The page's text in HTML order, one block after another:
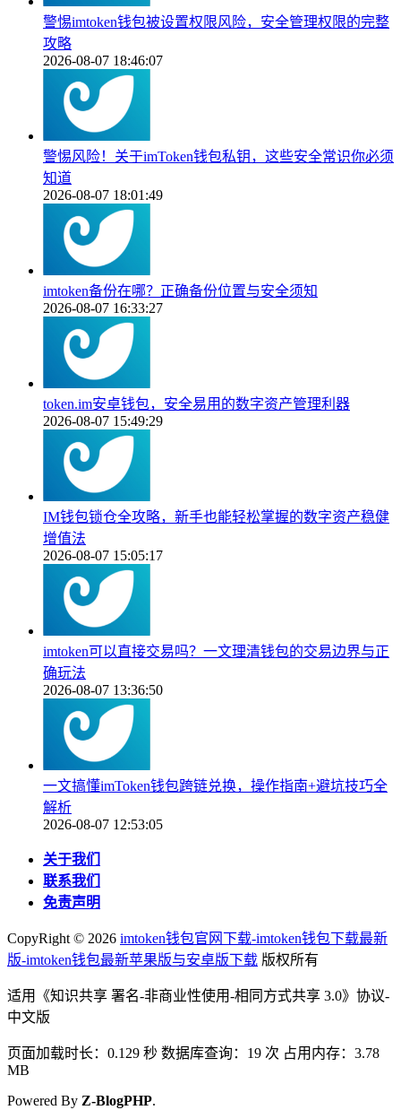
警惕imtoken钱包被设置权限风险，安全管理权限的完整
攻略
2026-08-07 18:46:07
警惕风险！关于imToken钱包私钥，这些安全常识你必须
知道
2026-08-07 18:01:49
imtoken备份在哪？正确备份位置与安全须知
2026-08-07 16:33:27
token.im安卓钱包，安全易用的数字资产管理利器
2026-08-07 15:49:29
IM钱包锁仓全攻略，新手也能轻松掌握的数字资产稳健
增值法
2026-08-07 15:05:17
imtoken可以直接交易吗？一文理清钱包的交易边界与正
确玩法
2026-08-07 13:36:50
一文搞懂imToken钱包跨链兑换，操作指南+避坑技巧全
解析
2026-08-07 12:53:05
关于我们
联系我们
免责声明
CopyRight © 2026 imtoken钱包官网下载-imtoken钱包下载最新
版-imtoken钱包最新苹果版与安卓版下载 版权所有
适用《知识共享 署名-非商业性使用-相同方式共享 3.0》协议-
中文版
页面加载时长：0.129 秒 数据库查询：19 次 占用内存：3.78
MB
Powered By Z-BlogPHP.